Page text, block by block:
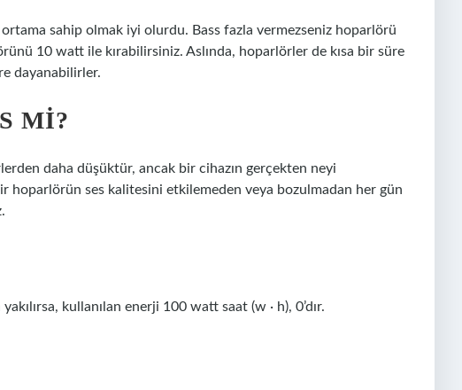
sahip olmak iyi olurdu. Bass fazla vermezseniz hoparlörü
10 watt ile kırabilirsiniz. Aslında, hoparlörler de kısa bir süre
dayanabilirler.
MI?
daha düşüktür, ancak bir cihazın gerçekten neyi
hoparlörün ses kalitesini etkilemeden veya bozulmadan her gün
kullanılan enerji 100 watt saat (w · h), 0’dır.